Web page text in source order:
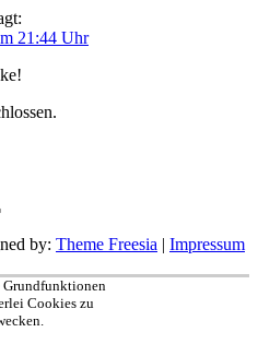
21:44 Uhr
by: Theme Freesia | Impressum
Grundfunktionen
Cookies zu